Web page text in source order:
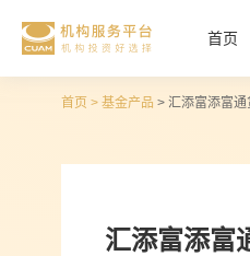
首页 > 基金产品 > 汇添富添富
汇添富添富